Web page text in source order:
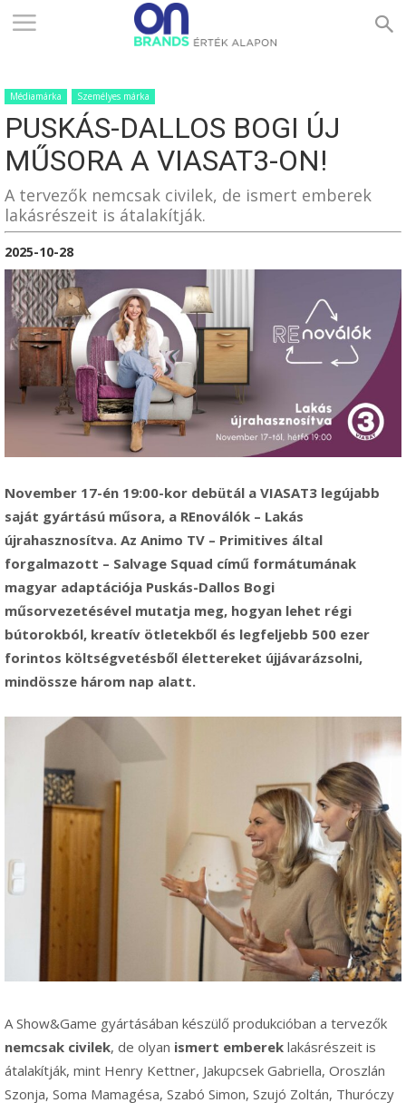
ONBRANDS
–
ALAPON
Médiamárka Személyes márka
PUSKÁS-DALLOS BOGI ÚJ
MŰSORA A VIASAT3-ON!
A tervezők nemcsak civilek, de ismert emberek
lakásrészeit is átalakítják.
2025-10-28
November 17-én 19:00-kor debütál a VIASAT3 legújabb
saját gyártású műsora, a REnoválók – Lakás
újrahasznosítva. Az Animo TV – Primitives által
forgalmazott – Salvage Squad című formátumának
magyar adaptációja Puskás-Dallos Bogi
műsorvezetésével mutatja meg, hogyan lehet régi
bútorokból, kreatív ötletekből és legfeljebb 500 ezer
forintos költségvetésből élettereket újjávarázsolni,
mindössze három nap alatt.
A Show&Game gyártásában készülő produkcióban a tervezők
nemcsak civilek, de olyan ismert emberek lakásrészeit is
átalakítják, mint Henry Kettner, Jakupcsek Gabriella, Oroszlán
Szonja, Soma Mamagésa, Szabó Simon, Szujó Zoltán, Thuróczy